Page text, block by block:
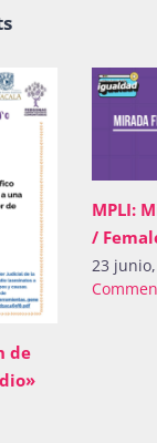
generación
de
MPLI:
/
23